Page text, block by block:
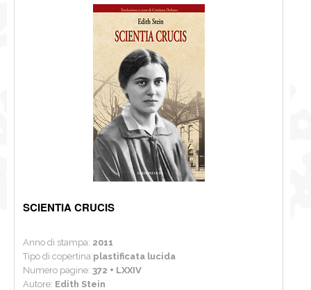
SCIENTIA CRUCIS
Anno di stampa: 2011
Tipo di copertina:plastificata lucida
Numero pagine: 372 + LXXIV
Autore: Edith Stein